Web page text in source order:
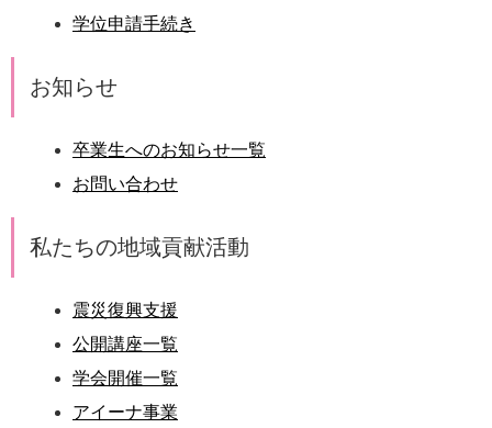
学位申請手続き
お知らせ
卒業生へのお知らせ一覧
お問い合わせ
私たちの地域貢献活動
震災復興支援
公開講座一覧
学会開催一覧
アイーナ事業